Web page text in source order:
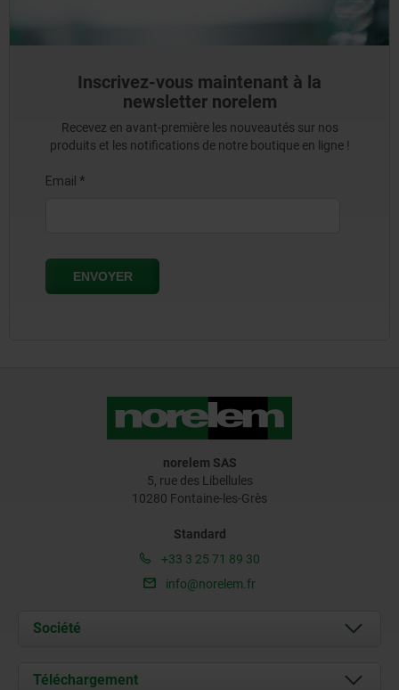
Inscrivez-vous maintenant à la
newsletter norelem
Recevez en avant-première les nouveautés sur nos
produits et les notifications de notre boutique en ligne !
norelem SAS
5, rue des Libellules
10280 Fontaine-les-Grès
Standard
+33 3 25 71 89 30
info@norelem.fr
Société
À propos de nous
Téléchargement